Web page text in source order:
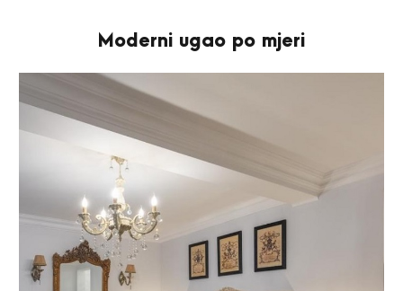
Moderni ugao po mjeri